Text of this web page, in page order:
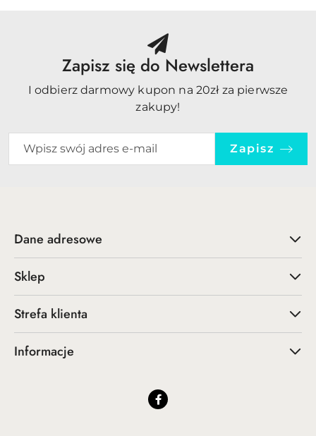
Zapisz się do Newslettera
I odbierz darmowy kupon na 20zł za pierwsze
zakupy!
Zapisz
Dane adresowe
Sklep
Strefa klienta
Informacje